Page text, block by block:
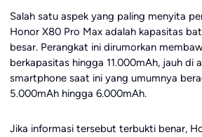
Salah satu aspek yang paling menyita
Honor X80 Pro Max adalah kapasitas
besar. Perangkat ini dirumorkan
berkapasitas hingga 11.000mAh, jauh di
smartphone saat ini yang umumnya
5.000mAh hingga 6.000mAh.
Jika informasi tersebut terbukti benar,